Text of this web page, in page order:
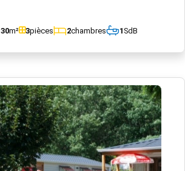
30m² 3pièces 2chambres 1SdB